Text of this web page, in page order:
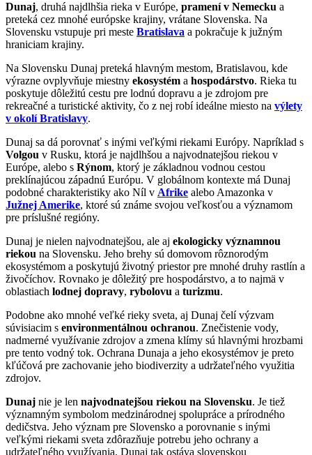
Dunaj, druhá najdlhšia rieka v Európe, pramení v Nemecku a
preteká cez mnohé európske krajiny, vrátane Slovenska. Na
Slovensku vstupuje pri meste Bratislava a pokračuje k južným
hraniciam krajiny.
Na Slovensku Dunaj preteká hlavným mestom, Bratislavou, kde
výrazne ovplyvňuje miestny ekosystém a hospodárstvo. Rieka tu
poskytuje dôležitú cestu pre lodnú dopravu a je zdrojom pre
rekreačné a turistické aktivity, čo z nej robí ideálne miesto na výlety
v okolí Bratislavy.
Dunaj sa dá porovnať s inými veľkými riekami Európy. Napríklad s
Volgou v Rusku, ktorá je najdlhšou a najvodnatejšou riekou v
Európe, alebo s Rýnom, ktorý je základnou vodnou cestou
preklínajúcou západnú Európu. V globálnom kontexte má Dunaj
podobné charakteristiky ako Níl v Afrike alebo Amazonka v
Južnej Amerike, ktoré sú známe svojou veľkosťou a významom
pre príslušné regióny.
Dunaj je nielen najvodnatejšou, ale aj ekologicky významnou
riekou na Slovensku. Jeho brehy sú domovom rôznorodým
ekosystémom a poskytujú životný priestor pre mnohé druhy rastlín a
živočíchov. Rovnako je dôležitý pre hospodárstvo, a to najmä v
oblastiach lodnej dopravy, rybolovu a turizmu.
Podobne ako mnohé veľké rieky sveta, aj Dunaj čelí výzvam
súvisiacim s environmentálnou ochranou. Znečistenie vody,
nadmerné využívanie zdrojov a zmena klímy sú hlavnými hrozbami
pre tento vodný tok. Ochrana Dunaja a jeho ekosystémov je preto
kľúčová pre zachovanie jeho biodiverzity a udržateľného využitia
zdrojov.
Dunaj nie je len najvodnatejšou riekou na Slovensku. Je tiež
významným symbolom medzinárodnej spolupráce a prírodného
dedičstva. Jeho význam pre Slovensko a porovnanie s inými
veľkými riekami sveta zdôrazňuje potrebu jeho ochrany a
udržateľného využívania. Dunaj tak ostáva slovenskou